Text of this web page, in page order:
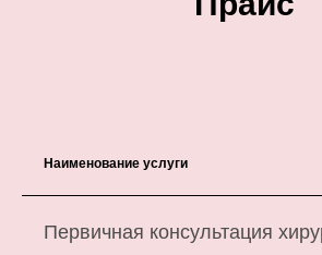
Наименование услуги
Первичная консультация